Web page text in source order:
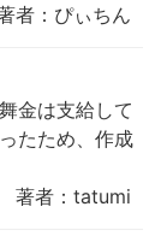
者：ぴぃちん
金は支給して
たため、作成
著者：tatumi